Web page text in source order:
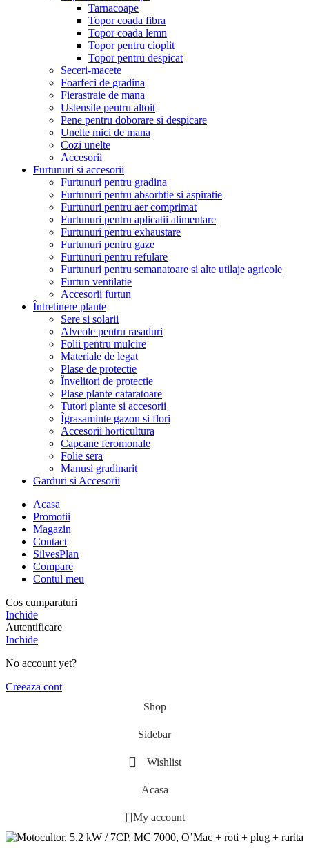
Tarnacoape
Topor coada fibra
Topor coada lemn
Topor pentru cioplit
Topor pentru despicat
Seceri-macete
Foarfeci de gradina
Fierastraie de mana
Ustensile pentru altoit
Pene pentru doborare si despicare
Unelte mici de mana
Cozi unelte
Accesorii
Furtunuri si accesorii
Furtunuri pentru gradina
Furtunuri pentru absorbtie si aspiratie
Furtunuri pentru aer comprimat
Furtunuri pentru aplicatii alimentare
Furtunuri pentru exhaustare
Furtunuri pentru gaze
Furtunuri pentru refulare
Furtunuri pentru semanatoare si alte utilaje agricole
Furtun ventilatie
Accesorii furtun
Întretinere plante
Sere si solarii
Alveole pentru rasaduri
Folii pentru mulcire
Materiale de legat
Plase de protectie
Învelitori de protectie
Plase plante cataratoare
Tutori plante si accesorii
Îgrasaminte gazon si flori
Accesorii horticultura
Capcane feromonale
Folie sera
Manusi gradinarit
Garduri si Accesorii
Acasa
Promotii
Magazin
Contact
SilvesPlan
Compare
Contul meu
Cos cumparaturi
Inchide
Autentificare
Inchide
No account yet?
Creeaza cont
Shop
Sidebar
Wishlist
Acasa
My account